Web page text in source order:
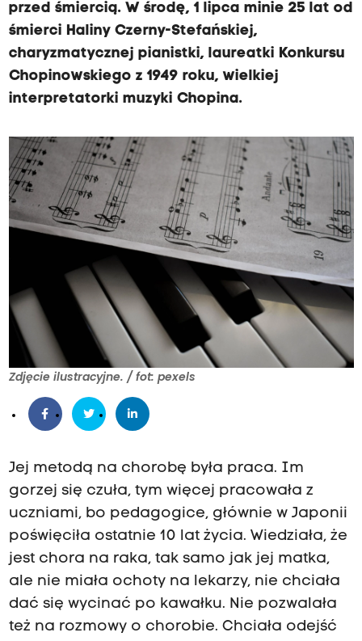
przed śmiercią. W środę, 1 lipca minie 25 lat od
śmierci Haliny Czerny-Stefańskiej,
charyzmatycznej pianistki, laureatki Konkursu
Chopinowskiego z 1949 roku, wielkiej
interpretatorki muzyki Chopina.
Zdjęcie ilustracyjne. / fot: pexels
Jej metodą na chorobę była praca. Im
gorzej się czuła, tym więcej pracowała z
uczniami, bo pedagogice, głównie w Japonii
poświęciła ostatnie 10 lat życia. Wiedziała, że
jest chora na raka, tak samo jak jej matka,
ale nie miała ochoty na lekarzy, nie chciała
dać się wycinać po kawałku. Nie pozwalała
też na rozmowy o chorobie. Chciała odejść